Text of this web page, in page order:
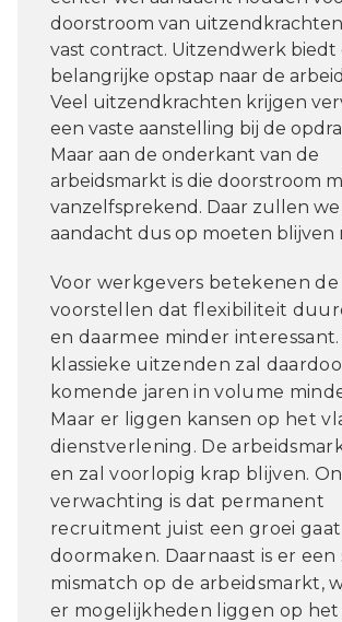
doorstroom van
vast contract. Uitzendwerk biedt
belangrijke opstap naar de
Veel uitzendkrachten krijgen
een vaste aanstelling bij de
Maar aan de onderkant van de
arbeidsmarkt is die doorstroom
vanzelfsprekend. Daar zullen
aandacht dus op moeten blijven
Voor werkgevers betekenen de
voorstellen dat flexibiliteit
en daarmee minder
klassieke uitzenden zal
komende jaren in volume
Maar er liggen kansen op het
dienstverlening. De
en zal voorlopig krap blijven.
verwachting is dat permanent
recruitment juist een groei gaat
doormaken. Daarnaast is er een
mismatch op de arbeidsmarkt,
er mogelijkheden liggen op het